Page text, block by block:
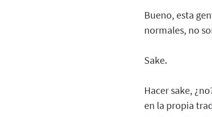
Bueno, esta
normales, no
Sake.
Hacer sake,
en la propia